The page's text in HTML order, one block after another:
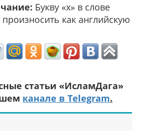
Букву «х» в слове
произносить как английскую
статьи «ИсламДага»
канале в Telegram.